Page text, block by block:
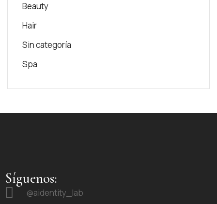
Beauty
Hair
Sin categoría
Spa
Síguenos:
@aidentity_lab